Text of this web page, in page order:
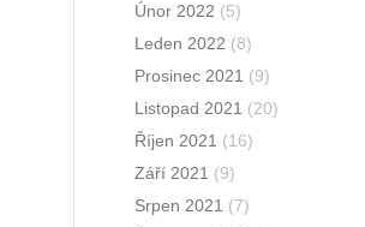
Únor 2022 (5)
Leden 2022 (8)
Prosinec 2021 (9)
Listopad 2021 (20)
Říjen 2021 (16)
Září 2021 (9)
Srpen 2021 (7)